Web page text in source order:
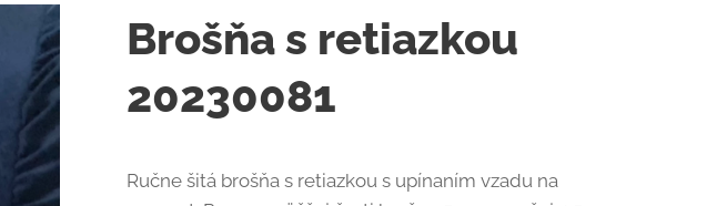
Brošňa s retiazkou
20230081
Ručne šitá brošňa s retiazkou s upínaním vzadu na